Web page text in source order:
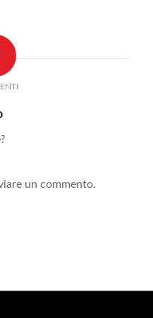
un commento.